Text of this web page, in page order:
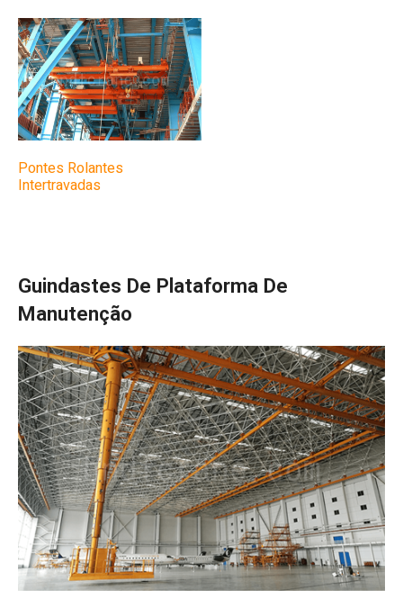
Pontes Rolantes
Intertravadas
Guindastes De Plataforma De
Manutenção